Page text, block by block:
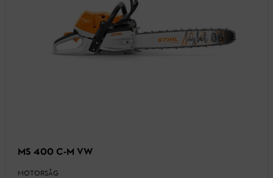
MS 400 C-M VW
MOTORSÅG